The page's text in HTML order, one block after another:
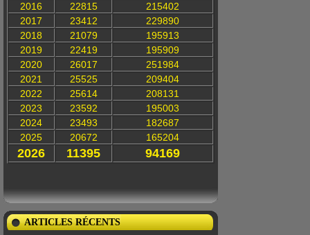
2016
22815
215402
2017
23412
229890
2018
21079
195913
2019
22419
195909
2020
26017
251984
2021
25525
209404
2022
25614
208131
2023
23592
195003
2024
23493
182687
2025
20672 165204
2026 11395 94169
ARTICLES RÉCENTS